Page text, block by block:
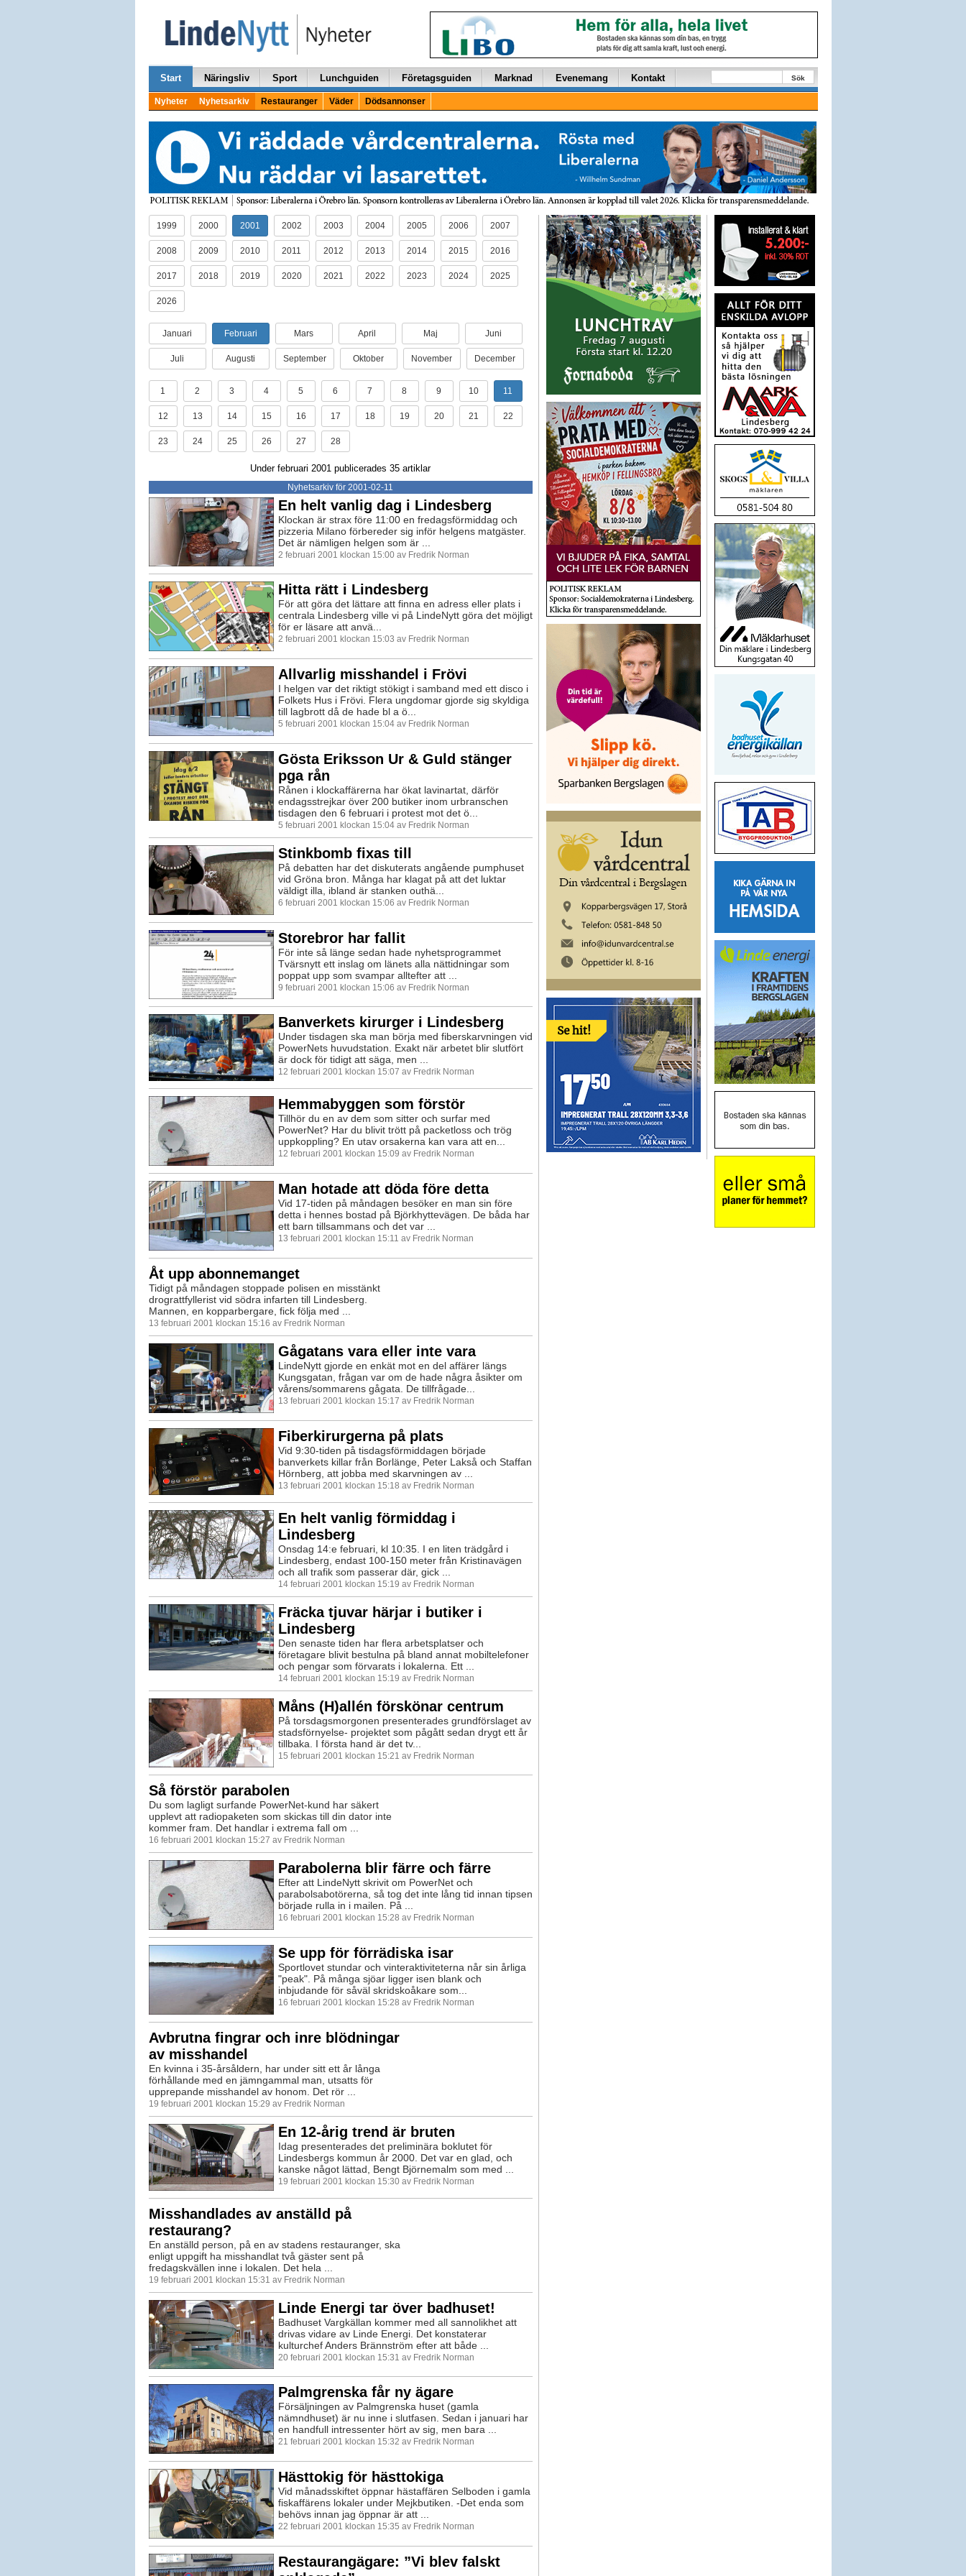
Start Näringsliv Sport Lunchguiden Företagsguiden Marknad Evenemang Kontakt Sök
Nyheter Nyhetsarkiv Restauranger Väder Dödsannonser
1999 2000 2001 2002 2003 2004 2005 2006 2007
2008 2009 2010 2011 2012 2013 2014 2015 2016
2017 2018 2019 2020 2021 2022 2023 2024 2025
2026
Januari Februari Mars April Maj Juni
Juli Augusti September Oktober November December
1 2 3 4 5 6 7 8 9 10 11
12 13 14 15 16 17 18 19 20 21 22
23 24 25 26 27 28
Under februari 2001 publicerades 35 artiklar
Nyhetsarkiv för 2001-02-11
En helt vanlig dag i Lindesberg
Klockan är strax före 11:00 en fredagsförmiddag och
pizzeria Milano förbereder sig inför helgens matgäster.
Det är nämligen helgen som är ...
2 februari 2001 klockan 15:00 av Fredrik Norman
Hitta rätt i Lindesberg
För att göra det lättare att finna en adress eller plats i
centrala Lindesberg ville vi på LindeNytt göra det möjligt
för er läsare att anvä...
2 februari 2001 klockan 15:03 av Fredrik Norman
Allvarlig misshandel i Frövi
I helgen var det riktigt stökigt i samband med ett disco i
Folkets Hus i Frövi. Flera ungdomar gjorde sig skyldiga
till lagbrott då de hade bl a ö...
5 februari 2001 klockan 15:04 av Fredrik Norman
Gösta Eriksson Ur & Guld stänger
pga rån
Rånen i klockaffärerna har ökat lavinartat, därför
endagsstrejkar över 200 butiker inom urbranschen
tisdagen den 6 februari i protest mot det ö...
5 februari 2001 klockan 15:04 av Fredrik Norman
Stinkbomb fixas till
På debatten har det diskuterats angående pumphuset
vid Gröna bron. Många har klagat på att det luktar
väldigt illa, ibland är stanken outhä...
6 februari 2001 klockan 15:06 av Fredrik Norman
Storebror har fallit
För inte så länge sedan hade nyhetsprogrammet
Tvärsnytt ett inslag om länets alla nättidningar som
poppat upp som svampar alltefter att ...
9 februari 2001 klockan 15:06 av Fredrik Norman
Banverkets kirurger i Lindesberg
Under tisdagen ska man börja med fiberskarvningen vid
PowerNets huvudstation. Exakt när arbetet blir slutfört
är dock för tidigt att säga, men ...
12 februari 2001 klockan 15:07 av Fredrik Norman
Hemmabyggen som förstör
Tillhör du en av dem som sitter och surfar med
PowerNet? Har du blivit trött på packetloss och trög
uppkoppling? En utav orsakerna kan vara att en...
12 februari 2001 klockan 15:09 av Fredrik Norman
Man hotade att döda före detta
Vid 17-tiden på måndagen besöker en man sin före
detta i hennes bostad på Björkhyttevägen. De båda har
ett barn tillsammans och det var ...
13 februari 2001 klockan 15:11 av Fredrik Norman
Åt upp abonnemanget
Tidigt på måndagen stoppade polisen en misstänkt
drograttfyllerist vid södra infarten till Lindesberg.
Mannen, en kopparbergare, fick följa med ...
13 februari 2001 klockan 15:16 av Fredrik Norman
Gågatans vara eller inte vara
LindeNytt gjorde en enkät mot en del affärer längs
Kungsgatan, frågan var om de hade några åsikter om
vårens/sommarens gågata. De tillfrågade...
13 februari 2001 klockan 15:17 av Fredrik Norman
Fiberkirurgerna på plats
Vid 9:30-tiden på tisdagsförmiddagen började
banverkets killar från Borlänge, Peter Lakså och Staffan
Hörnberg, att jobba med skarvningen av ...
13 februari 2001 klockan 15:18 av Fredrik Norman
En helt vanlig förmiddag i
Lindesberg
Onsdag 14:e februari, kl 10:35. I en liten trädgård i
Lindesberg, endast 100-150 meter från Kristinavägen
och all trafik som passerar där, gick ...
14 februari 2001 klockan 15:19 av Fredrik Norman
Fräcka tjuvar härjar i butiker i
Lindesberg
Den senaste tiden har flera arbetsplatser och
företagare blivit bestulna på bland annat mobiltelefoner
och pengar som förvarats i lokalerna. Ett ...
14 februari 2001 klockan 15:19 av Fredrik Norman
Måns (H)allén förskönar centrum
På torsdagsmorgonen presenterades grundförslaget av
stadsförnyelse- projektet som pågått sedan drygt ett år
tillbaka. I första hand är det tv...
15 februari 2001 klockan 15:21 av Fredrik Norman
Så förstör parabolen
Du som lagligt surfande PowerNet-kund har säkert
upplevt att radiopaketen som skickas till din dator inte
kommer fram. Det handlar i extrema fall om ...
16 februari 2001 klockan 15:27 av Fredrik Norman
Parabolerna blir färre och färre
Efter att LindeNytt skrivit om PowerNet och
parabolsabotörerna, så tog det inte lång tid innan tipsen
började rulla in i mailen. På ...
16 februari 2001 klockan 15:28 av Fredrik Norman
Se upp för förrädiska isar
Sportlovet stundar och vinteraktiviteterna når sin årliga
"peak". På många sjöar ligger isen blank och
inbjudande för såväl skridskoåkare som...
16 februari 2001 klockan 15:28 av Fredrik Norman
Avbrutna fingrar och inre blödningar
av misshandel
En kvinna i 35-årsåldern, har under sitt ett år långa
förhållande med en jämngammal man, utsatts för
upprepande misshandel av honom. Det rör ...
19 februari 2001 klockan 15:29 av Fredrik Norman
En 12-årig trend är bruten
Idag presenterades det preliminära boklutet för
Lindesbergs kommun år 2000. Det var en glad, och
kanske något lättad, Bengt Björnemalm som med ...
19 februari 2001 klockan 15:30 av Fredrik Norman
Misshandlades av anställd på
restaurang?
En anställd person, på en av stadens restauranger, ska
enligt uppgift ha misshandlat två gäster sent på
fredagskvällen inne i lokalen. Det hela ...
19 februari 2001 klockan 15:31 av Fredrik Norman
Linde Energi tar över badhuset!
Badhuset Vargkällan kommer med all sannolikhet att
drivas vidare av Linde Energi. Det konstaterar
kulturchef Anders Brännström efter att både ...
20 februari 2001 klockan 15:31 av Fredrik Norman
Palmgrenska får ny ägare
Försäljningen av Palmgrenska huset (gamla
nämndhuset) är nu inne i slutfasen. Sedan i januari har
en handfull intressenter hört av sig, men bara ...
21 februari 2001 klockan 15:32 av Fredrik Norman
Hästtokig för hästtokiga
Vid månadsskiftet öppnar hästaffären Selboden i gamla
fiskaffärens lokaler under Mejkbutiken. -Det enda som
behövs innan jag öppnar är att ...
22 februari 2001 klockan 15:35 av Fredrik Norman
Restaurangägare: ”Vi blev falskt